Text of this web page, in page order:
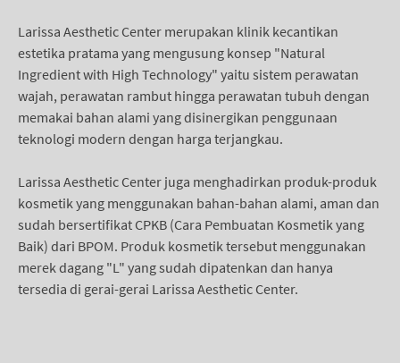
Larissa Aesthetic Center merupakan klinik kecantikan
estetika pratama yang mengusung konsep "Natural
Ingredient with High Technology" yaitu sistem perawatan
wajah, perawatan rambut hingga perawatan tubuh dengan
memakai bahan alami yang disinergikan penggunaan
teknologi modern dengan harga terjangkau.
Larissa Aesthetic Center juga menghadirkan produk-produk
kosmetik yang menggunakan bahan-bahan alami, aman dan
sudah bersertifikat CPKB (Cara Pembuatan Kosmetik yang
Baik) dari BPOM. Produk kosmetik tersebut menggunakan
merek dagang "L" yang sudah dipatenkan dan hanya
tersedia di gerai-gerai Larissa Aesthetic Center.